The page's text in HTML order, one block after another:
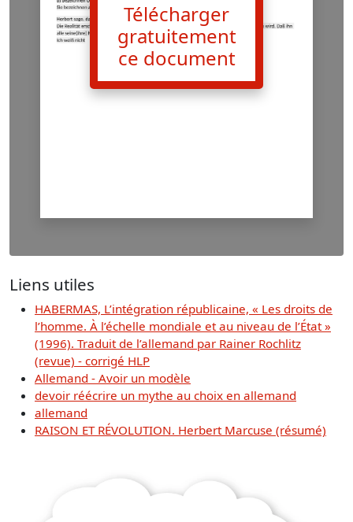
Télécharger
gratuitement
ce document
Liens utiles
HABERMAS, L’intégration républicaine, « Les droits de
l’homme. À l’échelle mondiale et au niveau de l’État »
(1996). Traduit de l’allemand par Rainer Rochlitz
(revue) - corrigé HLP
Allemand - Avoir un modèle
devoir réécrire un mythe au choix en allemand
allemand
RAISON ET RÉVOLUTION. Herbert Marcuse (résumé)